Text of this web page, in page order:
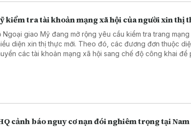
kiểm tra tài khoản mạng xã hội của người xin thị
Ngoại giao Mỹ đang mở rộng yêu cầu kiểm tra trang
diện xin thị thực mới. Theo đó, các đương đơn thuộc
các tài khoản mạng xã hội sang chế độ công khai để
cảnh báo nguy cơ nạn đói nghiêm trọng tại